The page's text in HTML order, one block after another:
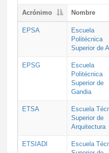
Acrónimo Nombre
EPSA
Escuela
Politécnica
Superior de
EPSG
Escuela
Politécnica
Superior de
Gandia
ETSA
Escuela
Superior de
Arquitectura
ETSIADI
Escuela